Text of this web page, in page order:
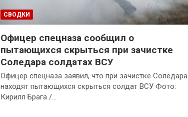
СВОДКИ
Офицер спецназа сообщил о
пытающихся скрыться при зачистке
Соледара солдатах ВСУ
Офицер спецназа заявил, что при зачистке Соледара
находят пытающихся скрыться солдат ВСУ Фото:
Кирилл Брага /…